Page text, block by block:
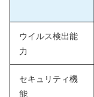
ウイルス検出能
力
セキュリティ機
能